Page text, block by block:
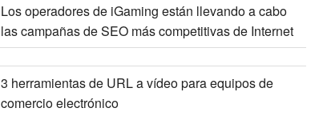
Los operadores de iGaming están llevando a cabo
las campañas de SEO más competitivas de Internet
3 herramientas de URL a vídeo para equipos de
comercio electrónico